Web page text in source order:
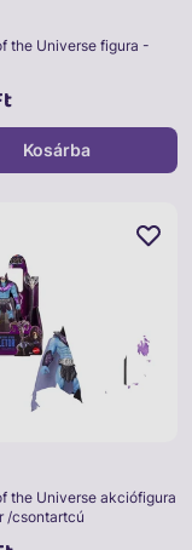
the Universe figura -
Kosárba
the Universe akciófigura
/csontartcú